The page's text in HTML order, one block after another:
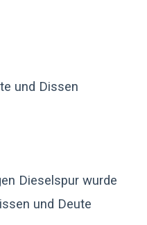
und Dissen
Dieselspur wurde
und Deute